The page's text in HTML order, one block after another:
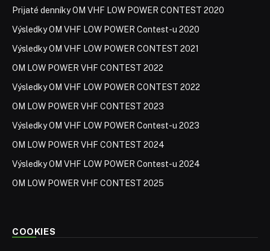
Prijaté denníky OM VHF LOW POWER CONTEST 2020
Výsledky OM VHF LOW POWER Contest-u 2020
Výsledky OM VHF LOW POWER CONTEST 2021
OM LOW POWER VHF CONTEST 2022
Výsledky OM VHF LOW POWER CONTEST 2022
OM LOW POWER VHF CONTEST 2023
Výsledky OM VHF LOW POWER Contest-u 2023
OM LOW POWER VHF CONTEST 2024
Výsledky OM VHF LOW POWER Contest-u 2024
OM LOW POWER VHF CONTEST 2025
COOKIES